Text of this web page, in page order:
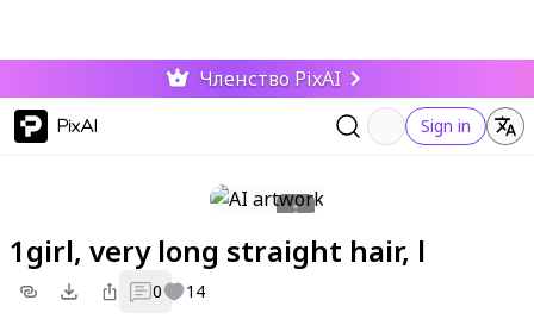
Членство PixAI
PixAI Sign in
1girl, very long straight hair, l
0 14